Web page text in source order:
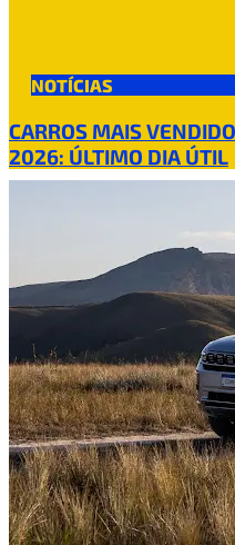
NOTÍCIAS
CARROS MAIS
2026: ÚLTIMO DIA ÚTIL